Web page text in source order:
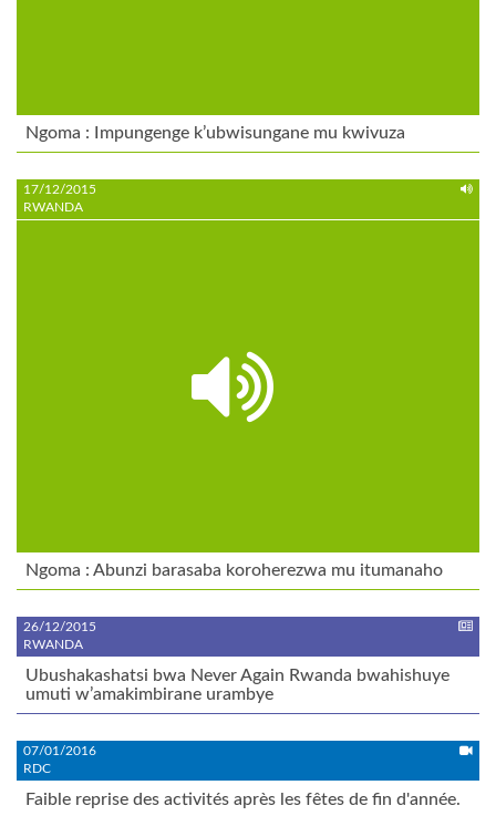
Ngoma : Impungenge k’ubwisungane mu kwivuza
17/12/2015
RWANDA
Ngoma : Abunzi barasaba koroherezwa mu itumanaho
26/12/2015
RWANDA
Ubushakashatsi bwa Never Again Rwanda bwahishuye
umuti w’amakimbirane urambye
07/01/2016
RDC
Faible reprise des activités après les fêtes de fin d'année.